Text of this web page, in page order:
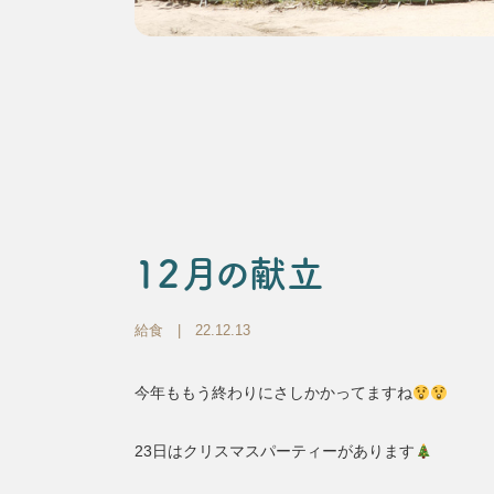
１２月の献立
給食 | 22.12.13
今年ももう終わりにさしかかってますね
23日はクリスマスパーティーがあります